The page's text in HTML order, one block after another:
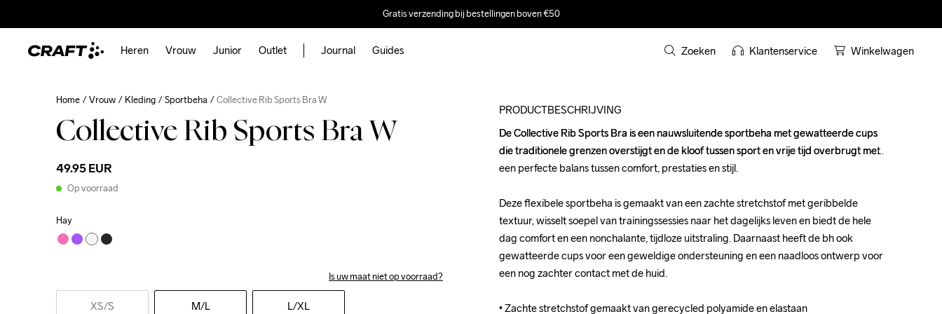
Gratis verzending bij bestellingen boven €50
Heren Vrouw Junior Outlet Journal Guides Zoeken Klantenservice Winkelwagen
Home Vrouw Kleding Sportbeha Collective Rib Sports Bra W
Collective Rib Sports Bra W
49.95 EUR
Op voorraad
Hay
Is uw maat niet op voorraad?
XS/S M/L L/XL
PRODUCTBESCHRIJVING
De Collective Rib Sports Bra is een nauwsluitende sportbeha met gewatteerde cups
die traditionele grenzen overstijgt en de kloof tussen sport en vrije tijd overbrugt met
een perfecte balans tussen comfort, prestaties en stijl.
Deze flexibele sportbeha is gemaakt van een zachte stretchstof met geribbelde
textuur, wisselt soepel van trainingssessies naar het dagelijks leven en biedt de hele
dag comfort en een nonchalante, tijdloze uitstraling. Daarnaast heeft de bh ook
gewatteerde cups voor een geweldige ondersteuning en een naadloos ontwerp voor
een nog zachter contact met de huid.
• Zachte stretchstof gemaakt van gerecycled polyamide en elastaan
De Collective Rib Sports Bra is een nauwsluitende sportbeha met gewatteerde cups
die traditionele grenzen overstijgt en de kloof tussen sport en vrije tijd overbrugt met
een perfecte balans tussen comfort, prestaties en stijl.
Deze flexibele sportbeha is gemaakt van een zachte stretchstof met geribbelde
textuur, wisselt soepel van trainingssessies naar het dagelijks leven en biedt de hele
dag comfort en een nonchalante, tijdloze uitstraling. Daarnaast heeft de bh ook
gewatteerde cups voor een geweldige ondersteuning en een naadloos ontwerp voor
een nog zachter contact met de huid.
• Zachte stretchstof gemaakt van gerecycled polyamide en elastaan